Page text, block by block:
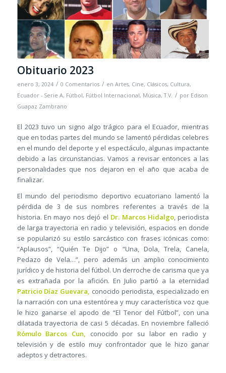
Obituario 2023
enero 3, 2024 / 0 Comentarios / en Artes, Cine, Clásicos, Cultura,
Ecuador - Serie A, Fútbol, Fútbol Internacional, Música,T.V. / por Edison
Guapaz Zambrano
El 2023 tuvo un signo algo trágico para el Ecuador, mientras
que en todas partes del mundo se lamentó pérdidas celebres
en el mundo del deporte y el espectáculo, algunas impactante
debido a las circunstancias. Vamos a revisar entonces a las
personalidades que nos dejaron en el año que acaba de
finalizar.
El mundo del periodismo deportivo ecuatoriano lamentó la
pérdida de 3 de sus nombres referentes a través de la
historia. En mayo nos dejó el Dr. Marcos Hidalgo, periodista
de larga trayectoria en radio y televisión, espacios en donde
se popularizó su estilo sarcástico con frases icónicas como:
“Aplausos”, “Quién Te Dijo” o “Una, Dola, Trela, Canela,
Pedazo de Vela…”, pero además un amplio conocimiento
jurídico y de historia del fútbol. Un derroche de carisma que ya
es extrañada por la afición. En Julio partió a la eternidad
Patricio Díaz Guevara, conocido periodista, especializado en
la narración con una estentórea y muy característica voz que
le hizo ganarse el apodo de “El Tenor del Fútbol”, con una
dilatada trayectoria de casi 5 décadas. En noviembre falleció
Rómulo Barcos Cun, conocido por su labor en radio y
televisión y de estilo muy confrontador que le hizo ganar
adeptos y detractores.